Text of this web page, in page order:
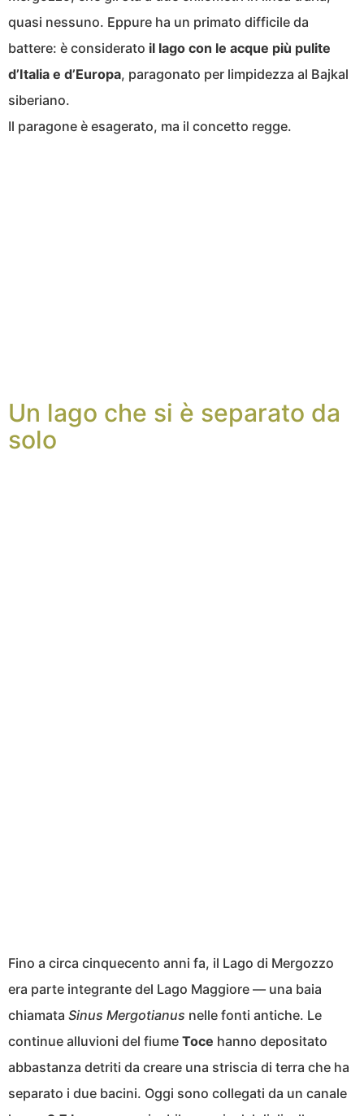
quasi nessuno. Eppure ha un primato difficile da
battere: è considerato il lago con le acque più pulite
d’Italia e d’Europa, paragonato per limpidezza al Bajkal
siberiano.
Il paragone è esagerato, ma il concetto regge.
Un lago che si è separato da
solo
Fino a circa cinquecento anni fa, il Lago di Mergozzo
era parte integrante del Lago Maggiore — una baia
chiamata Sinus Mergotianus nelle fonti antiche. Le
continue alluvioni del fiume Toce hanno depositato
abbastanza detriti da creare una striscia di terra che ha
separato i due bacini. Oggi sono collegati da un canale